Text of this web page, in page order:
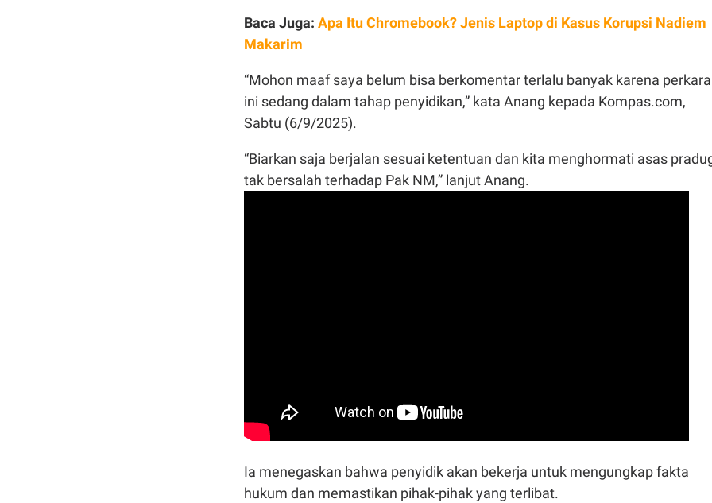
Baca Juga: Apa Itu Chromebook? Jenis Laptop di Kasus Korupsi Nadiem
Makarim
“Mohon maaf saya belum bisa berkomentar terlalu banyak karena perkara
ini sedang dalam tahap penyidikan,” kata Anang kepada Kompas.com,
Sabtu (6/9/2025).
“Biarkan saja berjalan sesuai ketentuan dan kita menghormati asas
tak bersalah terhadap Pak NM,” lanjut Anang.
Ia menegaskan bahwa penyidik akan bekerja untuk mengungkap fakta
hukum dan memastikan pihak-pihak yang terlibat.